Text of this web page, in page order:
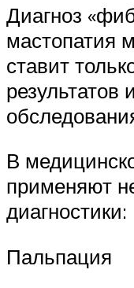
Диагноз
мастопатия
ставит
результатов
В
применяют
диагностики:
Пальпация